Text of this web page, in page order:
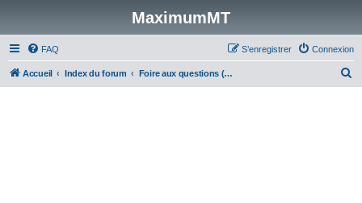
MaximumMT
FAQ Connexion
S’enregistrer
Accueil Index du forum Foire aux questions (Questions posées fréquemment)